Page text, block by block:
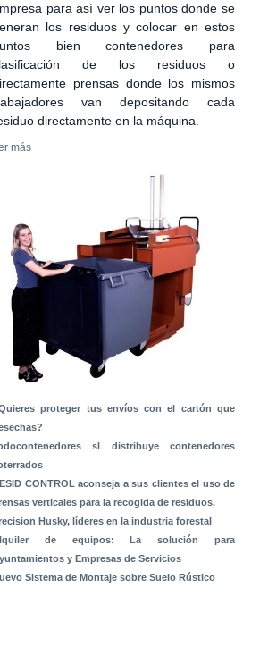
para así ver los puntos donde se
los residuos y colocar en estos
bien contenedores para
de los residuos o
prensas donde los mismos
van depositando cada
directamente en la máquina.
más
proteger tus envíos con el cartón que
sl distribuye contenedores
CONTROL aconseja a sus clientes el uso de
verticales para la recogida de residuos.
Husky, líderes en la industria forestal
de equipos: La solución para
y Empresas de Servicios
Sistema de Montaje sobre Suelo Rústico